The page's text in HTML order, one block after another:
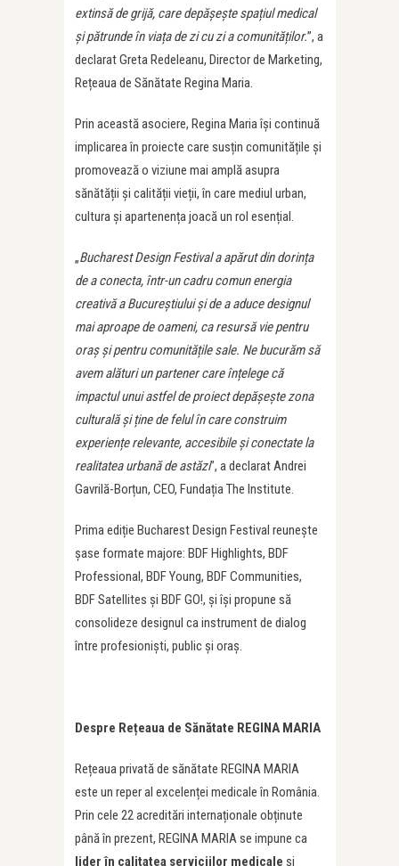
extinsă de grijă, care depășește spațiul medical
și pătrunde în viața de zi cu zi a comunităților.”, a
declarat Greta Redeleanu, Director de Marketing,
Rețeaua de Sănătate Regina Maria.
Prin această asociere, Regina Maria își continuă
implicarea în proiecte care susțin comunitățile și
promovează o viziune mai amplă asupra
sănătății și calității vieții, în care mediul urban,
cultura și apartenența joacă un rol esențial.
„Bucharest Design Festival a apărut din dorința
de a conecta, într-un cadru comun energia
creativă a Bucureștiului și de a aduce designul
mai aproape de oameni, ca resursă vie pentru
oraș și pentru comunitățile sale. Ne bucurăm să
avem alături un partener care înțelege că
impactul unui astfel de proiect depășește zona
culturală și ține de felul în care construim
experiențe relevante, accesibile și conectate la
realitatea urbană de astăzi”, a declarat Andrei
Gavrilă-Borțun, CEO, Fundația The Institute.
Prima ediție Bucharest Design Festival reunește
șase formate majore: BDF Highlights, BDF
Professional, BDF Young, BDF Communities,
BDF Satellites și BDF GO!, și își propune să
consolideze designul ca instrument de dialog
între profesioniști, public și oraș.
Despre Rețeaua de Sănătate REGINA MARIA
Rețeaua privată de sănătate REGINA MARIA
este un reper al excelenței medicale în România.
Prin cele 22 acreditări internaționale obținute
până în prezent, REGINA MARIA se impune ca
lider în calitatea serviciilor medicale și